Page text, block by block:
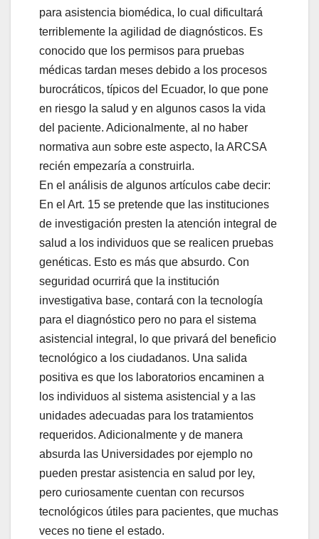
para asistencia biomédica, lo cual dificultará
terriblemente la agilidad de diagnósticos. Es
conocido que los permisos para pruebas
médicas tardan meses debido a los procesos
burocráticos, típicos del Ecuador, lo que pone
en riesgo la salud y en algunos casos la vida
del paciente. Adicionalmente, al no haber
normativa aun sobre este aspecto, la ARCSA
recién empezaría a construirla.
En el análisis de algunos artículos cabe decir:
En el Art. 15 se pretende que las instituciones
de investigación presten la atención integral de
salud a los individuos que se realicen pruebas
genéticas. Esto es más que absurdo. Con
seguridad ocurrirá que la institución
investigativa base, contará con la tecnología
para el diagnóstico pero no para el sistema
asistencial integral, lo que privará del beneficio
tecnológico a los ciudadanos. Una salida
positiva es que los laboratorios encaminen a
los individuos al sistema asistencial y a las
unidades adecuadas para los tratamientos
requeridos. Adicionalmente y de manera
absurda las Universidades por ejemplo no
pueden prestar asistencia en salud por ley,
pero curiosamente cuentan con recursos
tecnológicos útiles para pacientes, que muchas
veces no tiene el estado.